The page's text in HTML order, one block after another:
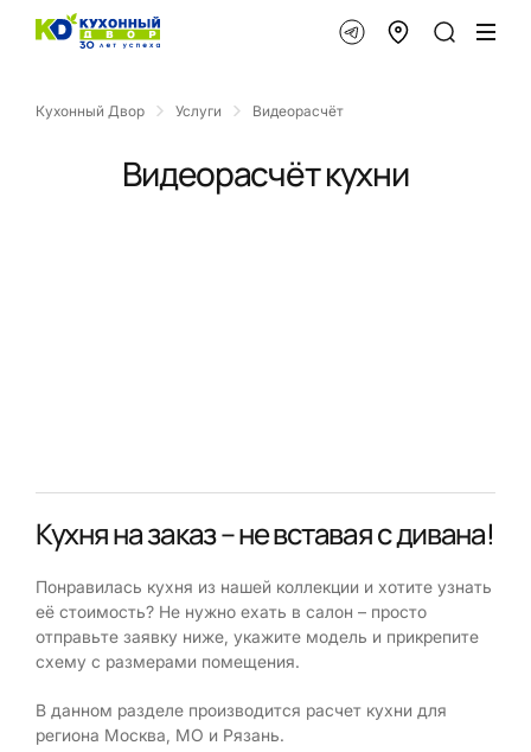
Кухонный Двор Услуги Видеорасчёт
Видеорасчёт кухни
Кухня на заказ – не вставая с дивана!
Понравилась кухня из нашей коллекции и хотите узнать
её стоимость? Не нужно ехать в салон – просто
отправьте заявку ниже, укажите модель и прикрепите
схему с размерами помещения.
В данном разделе производится расчет кухни для
региона Москва, МО и Рязань.